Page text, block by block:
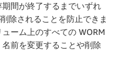
間が終了するまでいずれ
除されることを防止できま
ーム上のすべての WORM
前を変更することや削除